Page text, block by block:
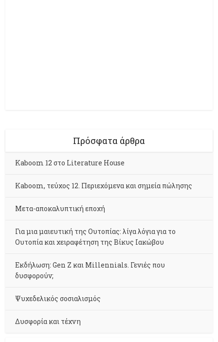
Πρόσφατα άρθρα
Kaboom 12 στο Literature House
Kaboom, τεύχος 12. Περιεχόμενα και σημεία πώλησης
Μετα-αποκαλυπτική εποχή
Για μια μαιευτική της Ουτοπίας: λίγα λόγια για το
Ουτοπία και χειραφέτηση της Βίκυς Ιακώβου
Εκδήλωση: Gen Z και Millennials. Γενιές που
δυσφορούν;
Ψυχεδελικός σοσιαλισμός
Δυσφορία και τέχνη